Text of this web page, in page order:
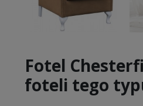
Fotel
foteli tego